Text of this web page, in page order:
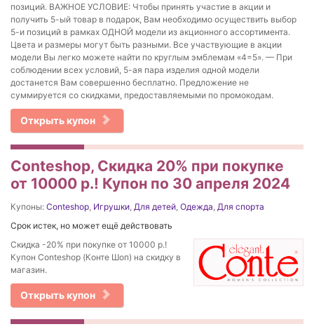
позиций. ВАЖНОЕ УСЛОВИЕ: Чтобы принять участие в акции и
получить 5-ый товар в подарок, Вам необходимо осуществить выбор
5-и позиций в рамках ОДНОЙ модели из акционного ассортимента.
Цвета и размеры могут быть разными. Все участвующие в акции
модели Вы легко можете найти по круглым эмблемам «4=5». — При
соблюдении всех условий, 5-ая пара изделия одной модели
достанется Вам совершенно бесплатно. Предложение не
суммируется со скидками, предоставляемыми по промокодам.
Открыть купон
Conteshop, Cкидка 20% при покупке
от 10000 р.! Купон по 30 апреля 2024
Купоны: Conteshop Игрушки Для детей Одежда Для спорта
Срок истек, но может ещё действовать
Cкидка -20% при покупке от 10000 р.!
Купон Conteshop (Конте Шоп) на скидку в
магазин.
Открыть купон